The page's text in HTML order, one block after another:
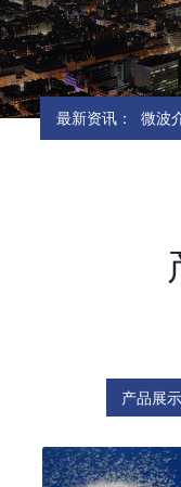
最新资讯：
研究
微波
微波
产品展示